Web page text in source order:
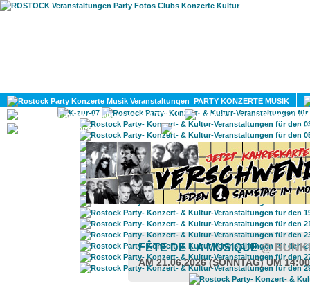
PARTY KONZERTE MUSIK
KULTUR
GAY
FÊTE DE LA MUSIQUE@
AM 21.06.2026 (SONNTAG) UM